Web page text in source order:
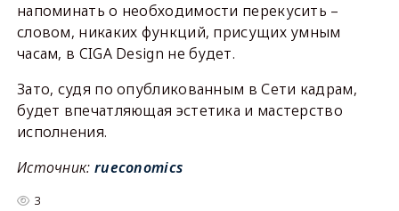
напоминать о необходимости перекусить –
словом, никаких функций, присущих умным
часам, в CIGA Design не будет.
Зато, судя по опубликованным в Сети кадрам,
будет впечатляющая эстетика и мастерство
исполнения.
Источник: rueconomics
3